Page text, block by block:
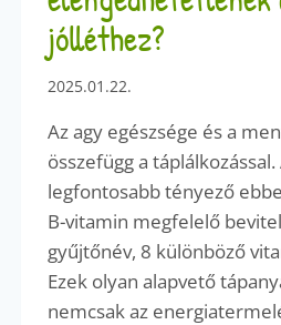
jólléthez?
2025.01.22.
Az agy egészsége és a
összefügg a
legfontosabb tényező
B-vitamin megfelelő
gyűjtőnév, 8 különböző
Ezek olyan alapvető
nemcsak az